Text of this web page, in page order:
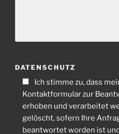
DATENSCHUTZ
Ich stimme zu, dass
Kontaktformular zur
erhoben und verarbeitet
gelöscht, sofern Ihre
beantwortet worden ist